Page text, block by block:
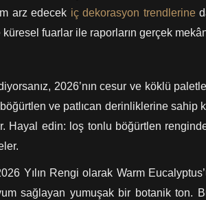
arz edecek iç dekorasyon trendlerine
fuarlar ile raporların gerçek
2026’nın cesur ve köklü
ve patlıcan derinliklerine sahip
Hayal edin: loş tonlu böğürtlen
Yılın Rengi olarak Warm
sağlayan yumuşak bir botanik ton.